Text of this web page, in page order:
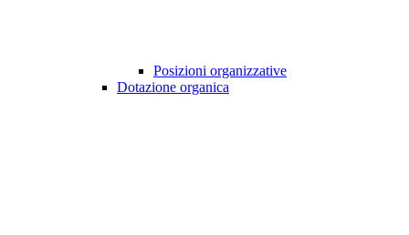
Posizioni organizzative
Dotazione organica